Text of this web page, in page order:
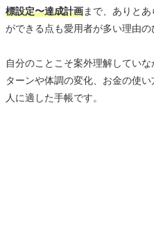
標設定〜達成計画まで、ありと
ができる点も愛用者が多い理由の
自分のことこそ案外理解してい
ターンや体調の変化、お金の使
人に適した手帳です。